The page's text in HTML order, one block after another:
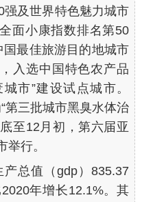
强及世界特色魅力城市
面小康指数排名第50
最佳旅游目的地城市
入选中国特色农产品
市”建设试点城市。
第三批城市黑臭水体治
至12月初，第六届亚
行。
总值（gdp）835.37
年增长12.1%。其